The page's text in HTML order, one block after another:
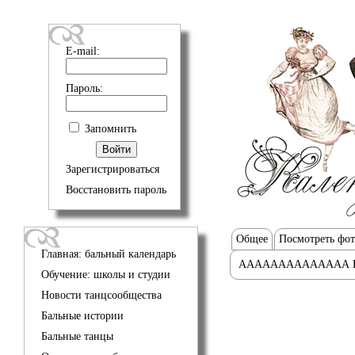
E-mail:
Пароль:
Запомнить
Зарегистрироваться
Восстановить пароль
Главная: бальный календарь
Обучение: школы и студии
Новости танцсообщества
Бальные истории
Бальные танцы
Общее Посмотреть
АААААААААААААА